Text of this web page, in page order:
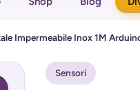
Impermeabile Inox 1M
Sensori